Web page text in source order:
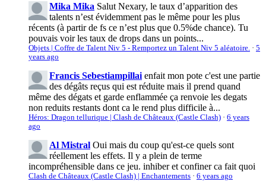
Mika Mika Salut Nexary, le taux d’apparition des
talents n’est évidemment pas le même pour les plus
récents (à partir de fs ce n’est plus que 0.5%de chance). Tu
pouvais voir les taux de drops dans un points...
Objets | Coffre de Talent Niv 5 - Remportez un Talent Niv 5 aléatoire. · 5
years ago
Francis Sebestiampillai enfait mon pote c'est une partie
des dégâts reçus qui est réduite mais il prend quand
même des dégats et garde enflammée ça renvoie les degats
non reduits restants dont ca le rend plus difficile à...
Héros: Dragon tellurique | Clash de Châteaux (Castle Clash) · 6 years
ago
Al Mistral Oui mais du coup qu'est-ce quels sont
réellement les effets. Il y a plein de terme
incompréhensible dans ce jeu. inhiber et confiner ca fait quoi
Clash de Châteaux (Castle Clash) | Enchantements · 6 years ago